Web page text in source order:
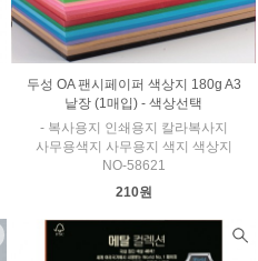
두성 OA 팬시페이퍼 색상지 180g A3
낱장 (1매입) - 색상선택
- 복사용지 인쇄용지 칼라복사지
사무용색지 사무용지 색지 색상지
NO-58621
210원